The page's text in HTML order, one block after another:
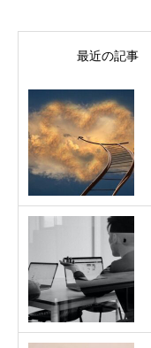
最近の記事